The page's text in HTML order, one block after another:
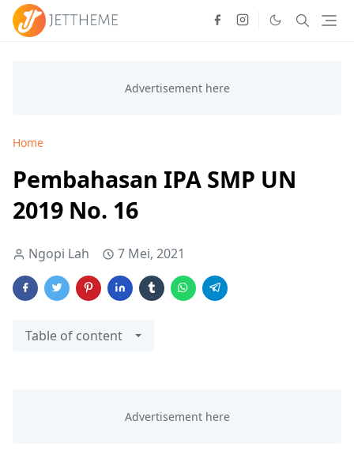
Home
Pembahasan IPA SMP UN
2019 No. 16
Ngopi Lah 7 Mei, 2021
Table of content